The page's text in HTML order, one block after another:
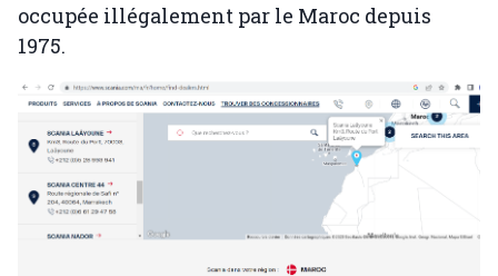
occupée illégalement par le Maroc depuis
1975.